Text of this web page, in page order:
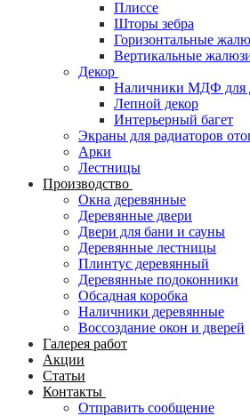
Плиссе
Шторы зебра
Горизонтальные
Вертикальные
Декор
Наличники МДФ для
Лепной декор
Интерьерный багет
Экраны для радиаторов
Арки
Лестницы
Производство
Окна деревянные
Деревянные двери
Двери для бани и сауны
Деревянные лестницы
Плинтус деревянный
Деревянные подоконники
Обсадная коробка
Наличники деревянные
Воссоздание окон и дверей
Галерея работ
Акции
Статьи
Контакты
Отправить сообщение